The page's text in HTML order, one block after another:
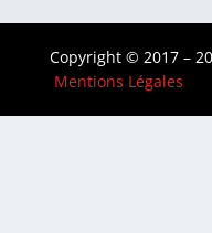
Copyright © 2017 –
Mentions Légales